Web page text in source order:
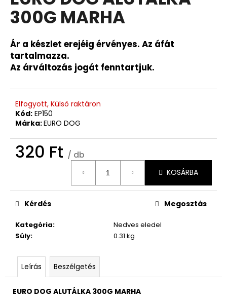
5-
ből
csillag.
300G MARHA
Ár a készlet erejéig érvényes. Az áfát
tartalmazza.
Az árváltozás jogát fenntartjuk.
Elfogyott, Külső raktáron
Kód: EP150
Márka:EURO DOG
320 Ft / db
KOSÁRBA
Kategória:
Nedves eledel
Súly: 0.31 kg
Kérdés Megosztás
Leírás Beszélgetés
EURO DOG ALUTÁLKA 300G MARHA